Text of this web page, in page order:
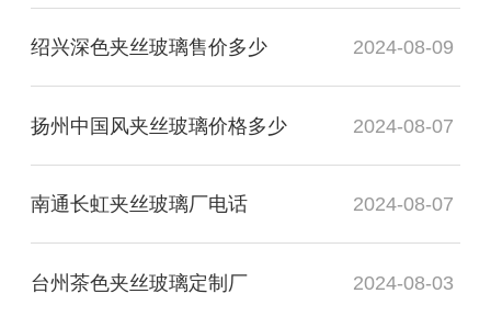
绍兴深色夹丝玻璃售价多少 2024-08-09
扬州中国风夹丝玻璃价格多少 2024-08-07
南通长虹夹丝玻璃厂电话 2024-08-07
台州茶色夹丝玻璃定制厂 2024-08-03